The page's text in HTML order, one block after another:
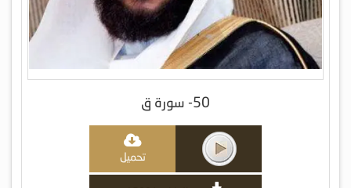
50- سورة ق
تحميل